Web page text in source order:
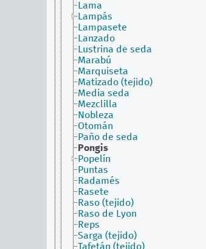
Lama
Lampás
Lampasete
Lanzado
Lustrina de seda
Marabú
Marquiseta
Matizado (tejido)
Media seda
Mezclilla
Nobleza
Otomán
Paño de seda
Pongis
Popelín
Puntas
Radamés
Rasete
Raso (tejido)
Raso de Lyon
Reps
Sarga (tejido)
Tafetán (tejido)